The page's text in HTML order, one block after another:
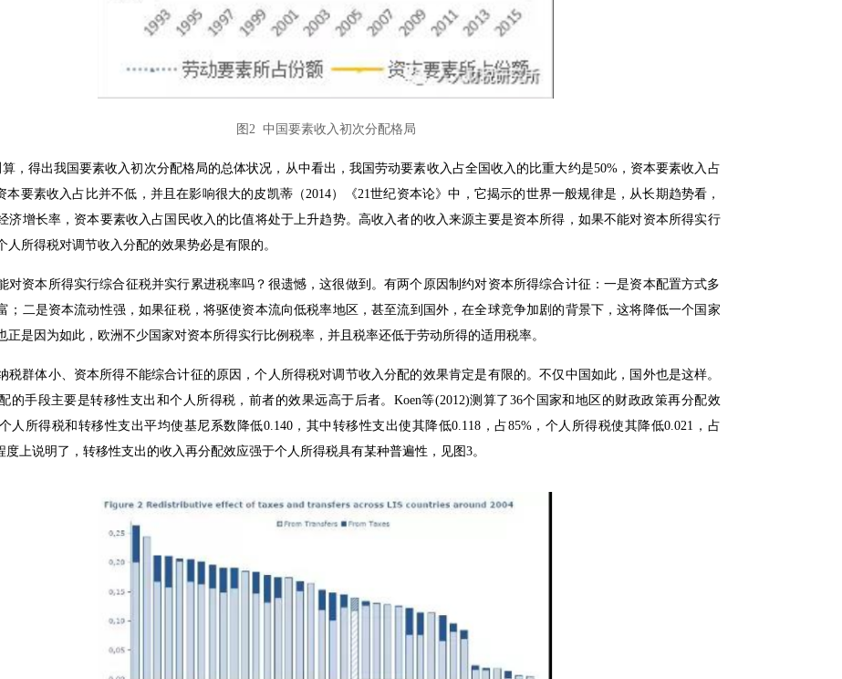
图2 中国要素收入初次分配格局
算，得出我国要素收入初次分配格局的总体状况，从中看出，我国劳动要素收入占全国收入的比重大约是50%，资本要素收入占
本要素收入占比并不低，并且在影响很大的皮凯蒂（2014）《21世纪资本论》中，它揭示的世界一般规律是，从长期趋势看，
济增长率，资本要素收入占国民收入的比值将处于上升趋势。高收入者的收入来源主要是资本所得，如果不能对资本所得实行
人所得税对调节收入分配的效果势必是有限的。
对资本所得实行综合征税并实行累进税率吗？很遗憾，这很做到。有两个原因制约对资本所得综合计征：一是资本配置方式多
；二是资本流动性强，如果征税，将驱使资本流向低税率地区，甚至流到国外，在全球竞争加剧的背景下，这将降低一个国家
正是因为如此，欧洲不少国家对资本所得实行比例税率，并且税率还低于劳动所得的适用税率。
税群体小、资本所得不能综合计征的原因，个人所得税对调节收入分配的效果肯定是有限的。不仅中国如此，国外也是这样。
的手段主要是转移性支出和个人所得税，前者的效果远高于后者。Koen等(2012)测算了36个国家和地区的财政政策再分配效
人所得税和转移性支出平均使基尼系数降低0.140，其中转移性支出使其降低0.118，占85%，个人所得税使其降低0.021，占
度上说明了，转移性支出的收入再分配效应强于个人所得税具有某种普遍性，见图3。